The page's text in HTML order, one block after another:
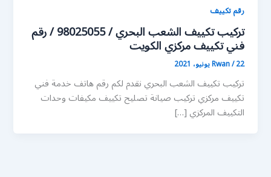
رقم تكييف
تركيب تكييف الشعب البحري / 98025055 / رقم
فني تكييف مركزي الكويت
Rwan/22 يونيو، 2021
تركيب تكييف الشعب البحري نقدم لكم رقم هاتف خدمة فني
تكييف مركزي تركيب صيانة تصليح تكييف مكيفات وحدات
التكييف المركزي […]